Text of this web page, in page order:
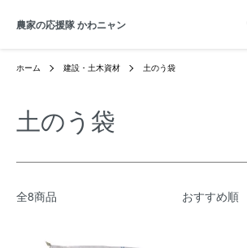
農家の応援隊 かわニャン
ホーム 建設・土木資材 土のう袋
土のう袋
全8商品 おすすめ順